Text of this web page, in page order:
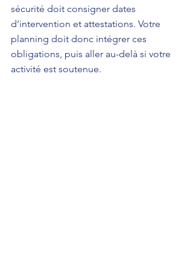
sécurité doit consigner dates
d’intervention et attestations. Votre
planning doit donc intégrer ces
obligations, puis aller au-delà si votre
activité est soutenue.